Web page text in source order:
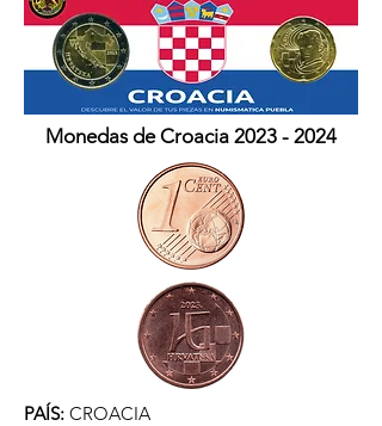
Monedas de Croacia 2023 - 2024
PAÍS: CROACIA